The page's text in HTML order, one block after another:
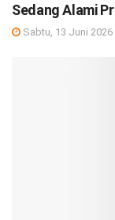
Sedang Alami
Sabtu, 13 Juni 2026